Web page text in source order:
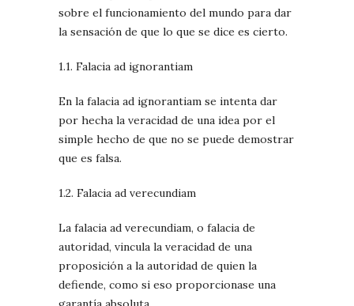
sobre el funcionamiento del mundo para dar
la sensación de que lo que se dice es cierto.
1.1. Falacia ad ignorantiam
En la falacia ad ignorantiam se intenta dar
por hecha la veracidad de una idea por el
simple hecho de que no se puede demostrar
que es falsa.
1.2. Falacia ad verecundiam
La falacia ad verecundiam, o falacia de
autoridad, vincula la veracidad de una
proposición a la autoridad de quien la
defiende, como si eso proporcionase una